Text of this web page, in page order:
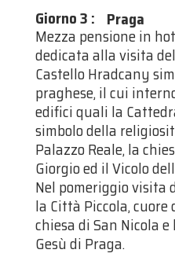
Giorno 3 : Praga
Mezza pensione in
dedicata alla visita
Castello Hradcany
praghese, il cui
edifici quali la
simbolo della
Palazzo Reale, la
Giorgio ed il Vicolo
Nel pomeriggio visita
la Città Piccola, cuore
chiesa di San Nicola
Gesù di Praga.